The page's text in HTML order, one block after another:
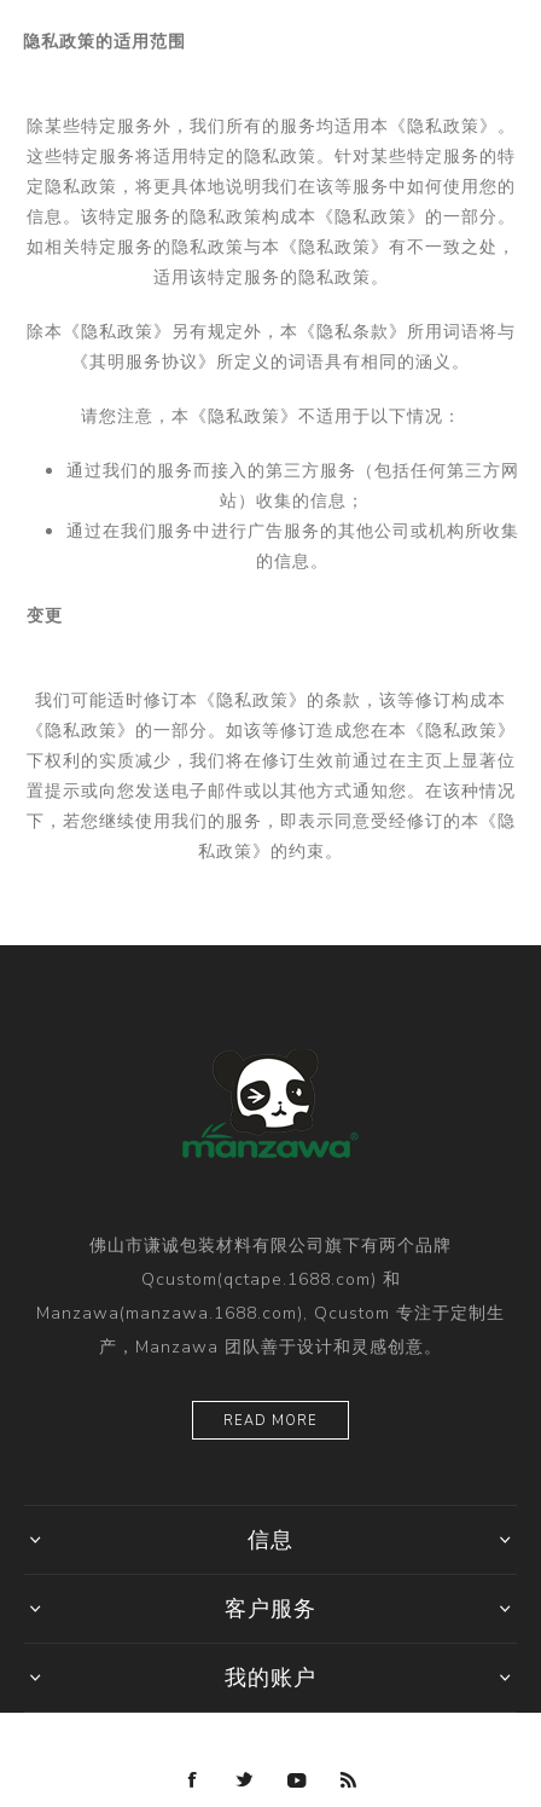
隐私政策的适用范围
除某些特定服务外，我们所有的服务均适用本《隐私政策》。
这些特定服务将适用特定的隐私政策。 针对某些特定服务的特
定隐私政策，将更具体地说明我们在该等服务中如何使用您的
信息。 该特定服务的隐私政策构成本《隐私政策》的一部分。
如相关特定服务的隐私政策与本《隐私政策》有不一致之处，
适用该特定服务的隐私政策。
除本《隐私政策》另有规定外，本《隐私条款》所用词语将与
《其明服务协议》所定义的词语具有相同的涵义。
请您注意，本《隐私政策》不适用于以下情况：
通过我们的服务而接入的第三方服务（包括任何第三方网
站）收集的信息；
通过在我们服务中进行广告服务的其他公司或机构所收集
的信息。
变更
我们可能适时修订本《隐私政策》的条款，该等修订构成本
《隐私政策》的一部分。 如该等修订造成您在本《隐私政策》
下权利的实质减少，我们将在修订生效前通过在主页上显著位
置提示或向您发送电子邮件或以其他方式通知您。在该种情况
下，若您继续使用我们的服务，即表示同意受经修订的本《隐
私政策》的约束。
佛山市谦诚包装材料有限公司旗下有两个品牌
Qcustom(qctape.1688.com) 和
Manzawa(manzawa.1688.com), Qcustom 专注于定制生
产，Manzawa 团队善于设计和灵感创意。
READ MORE
信息
客户服务
我的账户